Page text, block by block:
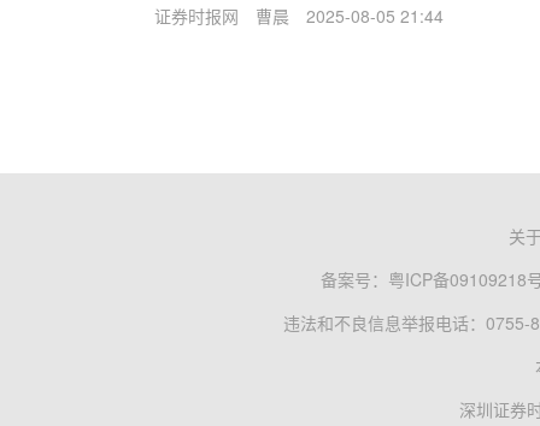
证券时报网 曹晨 2025-08-05 21:44
关
备案号： 粤ICP备09109218
违法和不良信息举报电话：0755-
深圳证券